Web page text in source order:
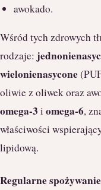
awokado.
Wśród tych zdrowych
rodzaje:
wielonienasycone
oliwie z oliwek oraz
omega-3 i omega-6,
właściwości
lipidową.
Regularne